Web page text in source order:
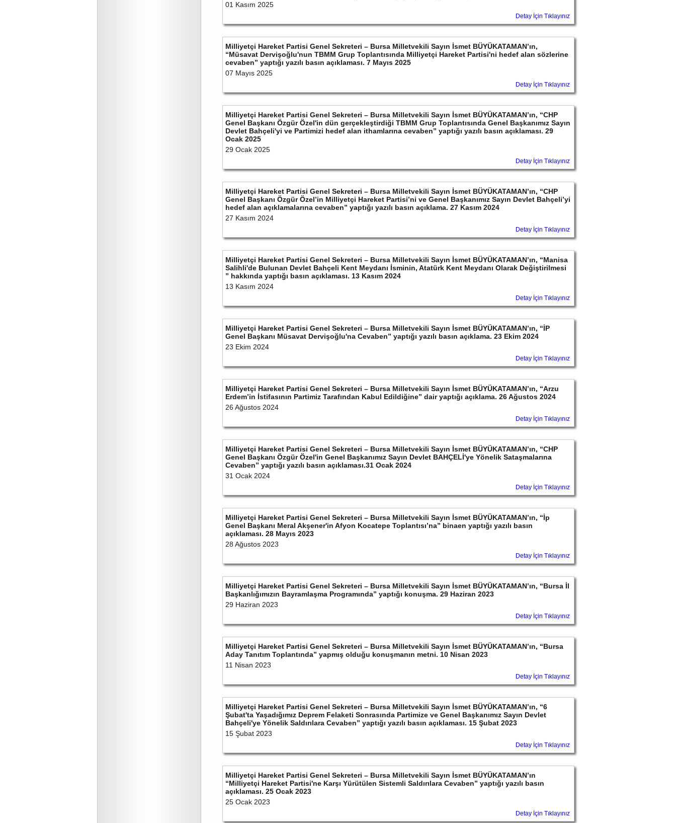
01 Kasım 2025
Detay İçin Tıklayınız
Milliyetçi Hareket Partisi Genel Sekreteri – Bursa Milletvekili Sayın İsmet BÜYÜKATAMAN’ın,
“Müsavat Dervişoğlu'nun TBMM Grup Toplantısında Milliyetçi Hareket Partisi'ni hedef alan sözlerine
cevaben” yaptığı yazılı basın açıklaması. 7 Mayıs 2025
07 Mayıs 2025
Detay İçin Tıklayınız
Milliyetçi Hareket Partisi Genel Sekreteri – Bursa Milletvekili Sayın İsmet BÜYÜKATAMAN’ın, “CHP
Genel Başkanı Özgür Özel'in dün gerçekleştirdiği TBMM Grup Toplantısında Genel Başkanımız Sayın
Devlet Bahçeli'yi ve Partimizi hedef alan ithamlarına cevaben” yaptığı yazılı basın açıklaması. 29
Ocak 2025
29 Ocak 2025
Detay İçin Tıklayınız
Milliyetçi Hareket Partisi Genel Sekreteri – Bursa Milletvekili Sayın İsmet BÜYÜKATAMAN’ın, “CHP
Genel Başkanı Özgür Özel’in Milliyetçi Hareket Partisi’ni ve Genel Başkanımız Sayın Devlet Bahçeli’yi
hedef alan açıklamalarına cevaben” yaptığı yazılı basın açıklama. 27 Kasım 2024
27 Kasım 2024
Detay İçin Tıklayınız
Milliyetçi Hareket Partisi Genel Sekreteri – Bursa Milletvekili Sayın İsmet BÜYÜKATAMAN’ın, “Manisa
Salihli'de Bulunan Devlet Bahçeli Kent Meydanı İsminin, Atatürk Kent Meydanı Olarak Değiştirilmesi
” hakkında yaptığı basın açıklaması. 13 Kasım 2024
13 Kasım 2024
Detay İçin Tıklayınız
Milliyetçi Hareket Partisi Genel Sekreteri – Bursa Milletvekili Sayın İsmet BÜYÜKATAMAN’ın, “İP
Genel Başkanı Müsavat Dervişoğlu'na Cevaben” yaptığı yazılı basın açıklama. 23 Ekim 2024
23 Ekim 2024
Detay İçin Tıklayınız
Milliyetçi Hareket Partisi Genel Sekreteri – Bursa Milletvekili Sayın İsmet BÜYÜKATAMAN’ın, “Arzu
Erdem’in İstifasının Partimiz Tarafından Kabul Edildiğine” dair yaptığı açıklama. 26 Ağustos 2024
26 Ağustos 2024
Detay İçin Tıklayınız
Milliyetçi Hareket Partisi Genel Sekreteri – Bursa Milletvekili Sayın İsmet BÜYÜKATAMAN’ın, “CHP
Genel Başkanı Özgür Özel'in Genel Başkanımız Sayın Devlet BAHÇELİ'ye Yönelik Sataşmalarına
Cevaben” yaptığı yazılı basın açıklaması.31 Ocak 2024
31 Ocak 2024
Detay İçin Tıklayınız
Milliyetçi Hareket Partisi Genel Sekreteri – Bursa Milletvekili Sayın İsmet BÜYÜKATAMAN’ın, “İp
Genel Başkanı Meral Akşener'in Afyon Kocatepe Toplantısı’na” binaen yaptığı yazılı basın
açıklaması. 28 Mayıs 2023
28 Ağustos 2023
Detay İçin Tıklayınız
Milliyetçi Hareket Partisi Genel Sekreteri – Bursa Milletvekili Sayın İsmet BÜYÜKATAMAN’ın, “Bursa İl
Başkanlığımızın Bayramlaşma Programında” yaptığı konuşma. 29 Haziran 2023
29 Haziran 2023
Detay İçin Tıklayınız
Milliyetçi Hareket Partisi Genel Sekreteri – Bursa Milletvekili Sayın İsmet BÜYÜKATAMAN’ın, “Bursa
Aday Tanıtım Toplantında” yapmış olduğu konuşmanın metni. 10 Nisan 2023
11 Nisan 2023
Detay İçin Tıklayınız
Milliyetçi Hareket Partisi Genel Sekreteri – Bursa Milletvekili Sayın İsmet BÜYÜKATAMAN’ın, “6
Şubat'ta Yaşadığımız Deprem Felaketi Sonrasında Partimize ve Genel Başkanımız Sayın Devlet
Bahçeli'ye Yönelik Saldırılara Cevaben” yaptığı yazılı basın açıklaması. 15 Şubat 2023
15 Şubat 2023
Detay İçin Tıklayınız
Milliyetçi Hareket Partisi Genel Sekreteri – Bursa Milletvekili Sayın İsmet BÜYÜKATAMAN’ın
“Milliyetçi Hareket Partisi'ne Karşı Yürütülen Sistemli Saldırılara Cevaben” yaptığı yazılı basın
açıklaması. 25 Ocak 2023
25 Ocak 2023
Detay İçin Tıklayınız